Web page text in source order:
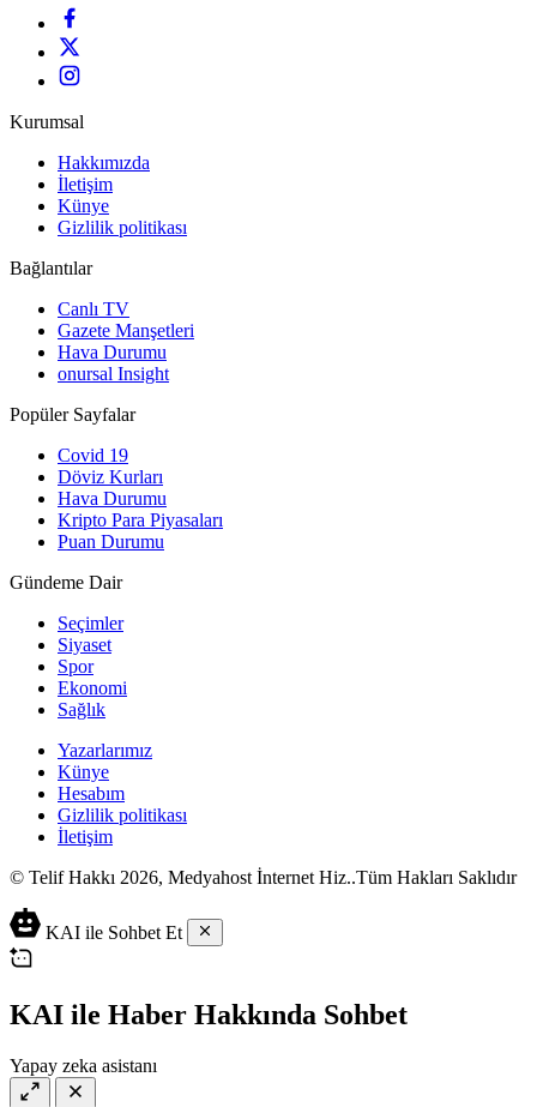
Kurumsal
Hakkımızda
İletişim
Künye
Gizlilik politikası
Bağlantılar
Canlı TV
Gazete Manşetleri
Hava Durumu
onursal Insight
Popüler Sayfalar
Covid 19
Döviz Kurları
Hava Durumu
Kripto Para Piyasaları
Puan Durumu
Gündeme Dair
Seçimler
Siyaset
Spor
Ekonomi
Sağlık
Yazarlarımız
Künye
Hesabım
Gizlilik politikası
İletişim
© Telif Hakkı 2026, Medyahost İnternet Hiz..Tüm Hakları Saklıdır
casino
siteleri
casino
2023
lordcasino
canlı
casino
siteleri
iyi
casino
vdcasino
vdcasino
ev
yapımı
salça
KAI ile Sohbet Et
KAI ile Haber Hakkında Sohbet
Yapay zeka asistanı